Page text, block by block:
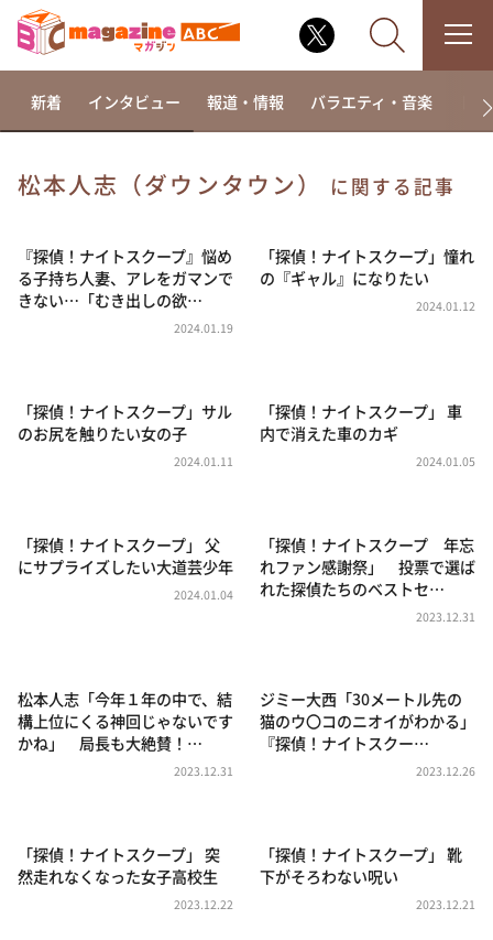
相席食堂
これ余談なんですけど・・・
～人生密着トークバラエティ！～ やすとものいたっ
news おかえり
河合＆A.B.C-Z塚田×福井アナ「なんでやねん！？」
（news おかえり）
本日はダイアンなり！シーズン２
朝だ！生です旅サラダ
新婚さんいらっしゃい！
ポツンと一軒家
ザキ山小屋本館
アナ回覧板
新着 インタビュー 報道・情報 バラエティ・音楽 ド
松本人志（ダウンタウン） に関する記事
『探偵！ナイトスクープ』悩め
る子持ち人妻、アレをガマンで
きない…「むき出しの欲…
2024.01.19
「探偵！ナイトスクープ」憧れ
の『ギャル』になりたい
2024.01.12
「探偵！ナイトスクープ」サル
のお尻を触りたい女の子
2024.01.11
「探偵！ナイトスクープ」 車
内で消えた車のカギ
2024.01.05
「探偵！ナイトスクープ」 父
にサプライズしたい大道芸少年
2024.01.04
「探偵！ナイトスクープ 年忘
れファン感謝祭」 投票で選ば
れた探偵たちのベストセ…
2023.12.31
松本人志「今年１年の中で、結
構上位にくる神回じゃないです
かね」 局長も大絶賛！…
2023.12.31
ジミー大西「30メートル先の
猫のウ〇コのニオイがわかる」
『探偵！ナイトスクー…
2023.12.26
「探偵！ナイトスクープ」 突
然走れなくなった女子高校生
2023.12.22
「探偵！ナイトスクープ」 靴
下がそろわない呪い
2023.12.21